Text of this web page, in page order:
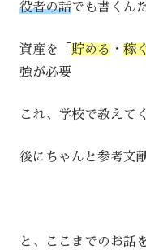
役者の話でも書くん
資産を「 貯める ・ 稼
強が必要
これ、学校で教えて
後にちゃんと参考文
と、ここまでのお話